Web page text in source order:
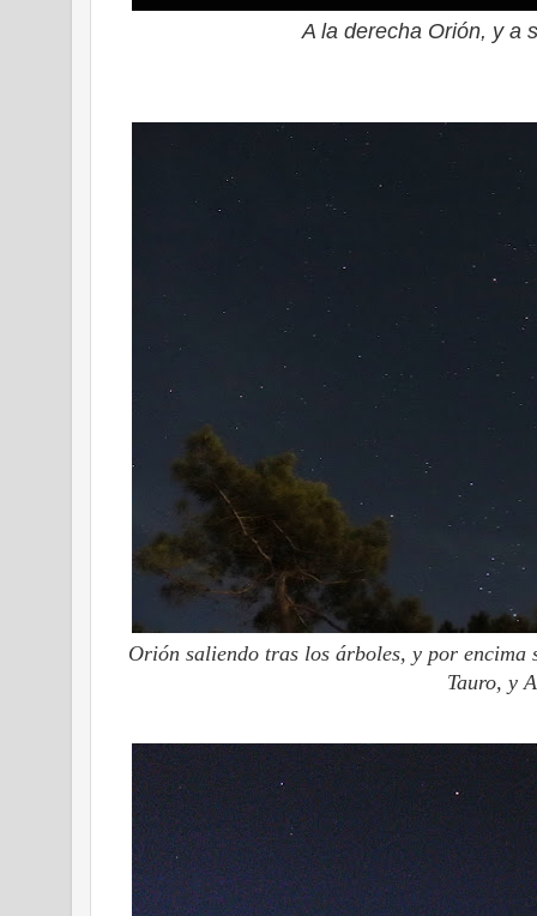
A la derecha Orión, y a
Orión saliendo tras los árboles, y por encima
Tauro, y